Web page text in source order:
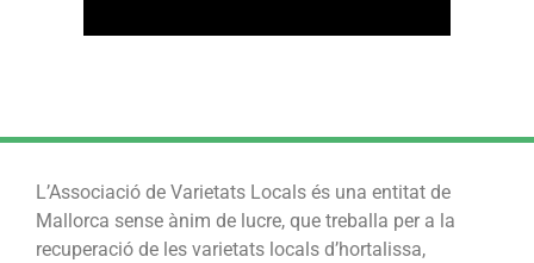
L’Associació de Varietats Locals és una entitat de
Mallorca sense ànim de lucre, que treballa per a la
recuperació de les varietats locals d’hortalissa,